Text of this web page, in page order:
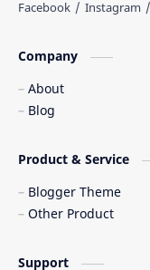
Web freelancer
Company
About
Blog
Product & Service
Blogger Theme
Other Product
Support